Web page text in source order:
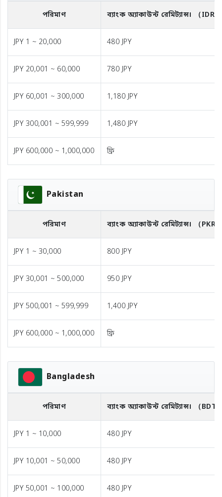
পরিমাণ ব্যাংক অ্যাকাউন্ট রেমিট্যান্স। （IDR）
JPY 1 ~ 20,000 480 JPY
JPY 20,001 ~ 60,000 780 JPY
JPY 60,001 ~ 300,000 1,180 JPY
JPY 300,001 ~ 599,999 1,480 JPY
JPY 600,000 ~ 1,000,000 ফ্রি
Pakistan
পরিমাণ ব্যাংক অ্যাকাউন্ট রেমিট্যান্স। （PKR
JPY 1 ~ 30,000 800 JPY
JPY 30,001 ~ 500,000 950 JPY
JPY 500,001 ~ 599,999 1,400 JPY
JPY 600,000 ~ 1,000,000 ফ্রি
Bangladesh
পরিমাণ ব্যাংক অ্যাকাউন্ট রেমিট্যান্স। （BDT
JPY 1 ~ 10,000 480 JPY
JPY 10,001 ~ 50,000 480 JPY
JPY 50,001 ~ 100,000 480 JPY